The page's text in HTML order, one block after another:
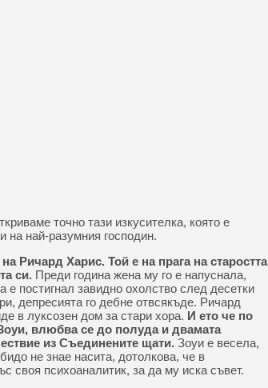
точно тази изкусителка, която е
на най-разумния господин.
Ричард Харис. Той е на прага на старостта
си.Преди година жена му го е напуснала,
е постигнал завидно охолство след десетки
депресията го дебне отвсякъде. Ричард
в луксозен дом за стари хора. И ето че по
влюбва се до полуда и двамата
из Съединените щати. Зоуи е весела,
не знае насита, дотолкова, че в
своя психоаналитик, за да му иска съвет.